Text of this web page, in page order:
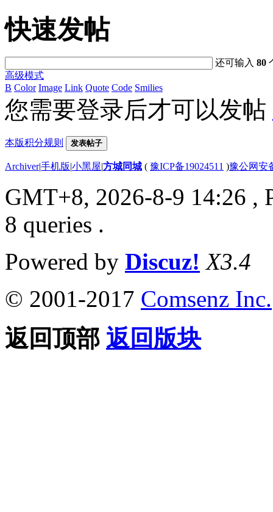
快速发帖
还可输入80
高级模式
B Color Image Link Quote Code Smilies
您需要登录后才可以发帖
本版积分规则 发表帖子
Archiver|手机版|小黑屋|方城同城 ( 豫ICP备19024511 )豫公网安
GMT+8, 2026-8-9 14:26 ,
8 queries .
Powered by Discuz! X3.4
© 2001-2017 Comsenz Inc.
返回顶部 返回版块